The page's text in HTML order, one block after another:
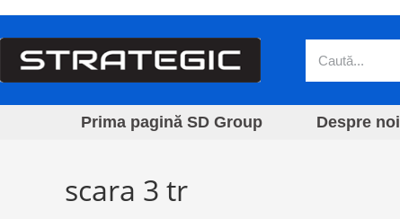
Prima pagină SD Group Despre noi
scara 3 tr